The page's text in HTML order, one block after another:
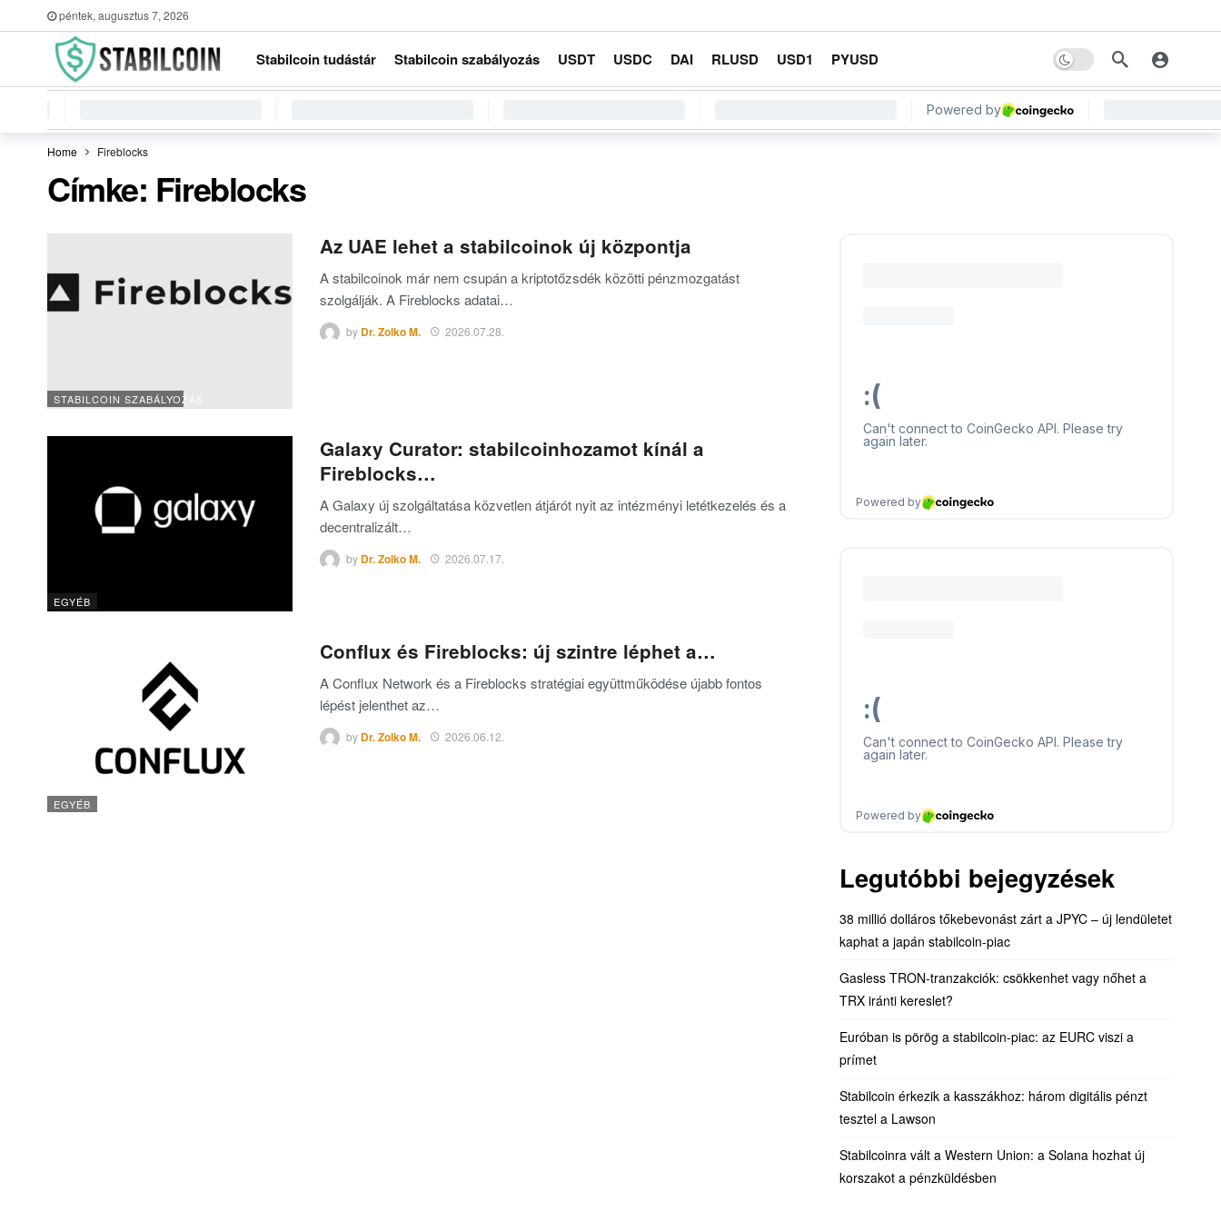
péntek, augusztus 7, 2026
Stabilcoin tudástár Stabilcoin szabályozás USDT USDC DAI RLUSD USD1 PYUSD
Home Fireblocks
Címke: Fireblocks
STABILCOIN SZABÁLYOZÁS
Az UAE lehet a stabilcoinok új központja
A stabilcoinok már nem csupán a kriptotőzsdék közötti pénzmozgatást
szolgálják. A Fireblocks adatai…
by Dr. Zolko M. 2026.07.28.
EGYÉB
Galaxy Curator: stabilcoinhozamot kínál a
Fireblocks…
A Galaxy új szolgáltatása közvetlen átjárót nyit az intézményi letétkezelés és a
decentralizált…
by Dr. Zolko M. 2026.07.17.
EGYÉB
Conflux és Fireblocks: új szintre léphet a…
A Conflux Network és a Fireblocks stratégiai együttműködése újabb fontos
lépést jelenthet az…
by Dr. Zolko M. 2026.06.12.
Legutóbbi bejegyzések
38 millió dolláros tőkebevonást zárt a JPYC – új lendületet
kaphat a japán stabilcoin-piac
Gasless TRON-tranzakciók: csökkenhet vagy nőhet a
TRX iránti kereslet?
Euróban is pörög a stabilcoin-piac: az EURC viszi a
prímet
Stabilcoin érkezik a kasszákhoz: három digitális pénzt
tesztel a Lawson
Stabilcoinra vált a Western Union: a Solana hozhat új
korszakot a pénzküldésben